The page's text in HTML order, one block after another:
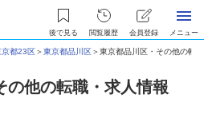
後で見る 閲覧履歴 会員登録 メニュー
京都23区＞東京都品川区＞東京都品川区・その他の転
の他の転職・求人情報